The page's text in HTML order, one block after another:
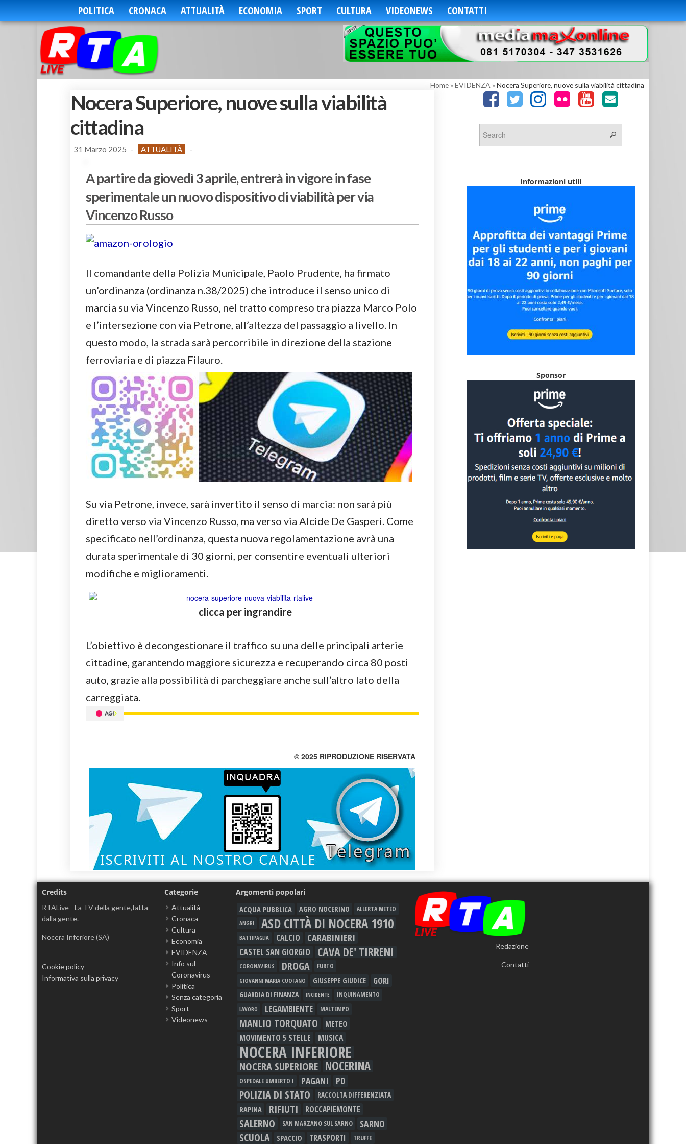
POLITICA CRONACA ATTUALITÀ ECONOMIA SPORT CULTURA VIDEONEWS CONTATTI
Home» EVIDENZA » Nocera Superiore, nuove sulla viabilità cittadina
Nocera Superiore, nuove sulla viabilità
cittadina
31 Marzo 2025 - ATTUALITÀ -
A partire da giovedì 3 aprile, entrerà in vigore in fase
sperimentale un nuovo dispositivo di viabilità per via
Vincenzo Russo
Il comandante della Polizia Municipale, Paolo Prudente, ha firmato
un’ordinanza (ordinanza n.38/2025) che introduce il senso unico di
marcia su via Vincenzo Russo, nel tratto compreso tra piazza Marco Polo
e l’intersezione con via Petrone, all’altezza del passaggio a livello. In
questo modo, la strada sarà percorribile in direzione della stazione
ferroviaria e di piazza Filauro.
Su via Petrone, invece, sarà invertito il senso di marcia: non sarà più
diretto verso via Vincenzo Russo, ma verso via Alcide De Gasperi. Come
specificato nell’ordinanza, questa nuova regolamentazione avrà una
durata sperimentale di 30 giorni, per consentire eventuali ulteriori
modifiche e miglioramenti.
clicca per ingrandire
L’obiettivo è decongestionare il traffico su una delle principali arterie
cittadine, garantendo maggiore sicurezza e recuperando circa 80 posti
auto, grazie alla possibilità di parcheggiare anche sull’altro lato della
carreggiata.
© 2025 RIPRODUZIONE RISERVATA
Informazioni utili
Sponsor
Credits
RTALive - La TV della gente,fatta
dalla gente.
Nocera Inferiore (SA)
Cookie policy
Informativa sulla privacy
Categorie
Attualità
Cronaca
Cultura
Economia
EVIDENZA
Info sul
Coronavirus
Politica
Senza categoria
Sport
Videonews
Argomenti popolari
ACQUA PUBBLICA AGRO NOCERINO
ALLERTA METEO
ANGRI
ASD CITTÀ DI NOCERA 1910
BATTIPAGLIA CALCIO CARABINIERI
CASTEL SAN GIORGIO CAVA DE' TIRRENI
CORONAVIRUS DROGA FURTO
GIOVANNI MARIA CUOFANO GIUSEPPE GIUDICE GORI
GUARDIA DI FINANZA INCIDENTE INQUINAMENTO
LAVORO LEGAMBIENTE MALTEMPO
MANLIO TORQUATO METEO
MOVIMENTO 5 STELLE MUSICA
NOCERA INFERIORE
NOCERA SUPERIORE NOCERINA
OSPEDALE UMBERTO I PAGANI PD
POLIZIA DI STATO RACCOLTA DIFFERENZIATA
RAPINA RIFIUTI ROCCAPIEMONTE
SALERNO SAN MARZANO SUL SARNO SARNO
SCUOLA SPACCIO TRASPORTI TRUFFE
Redazione
Contatti